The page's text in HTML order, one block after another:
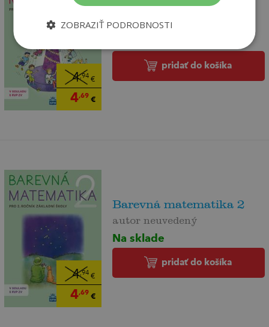
4,94€
4,69 €
Barevná matematika 1
Michaela Kaslová
pridať do košíka
4,94€
4,69 €
Barevná matematika 2
autor neuvedený
Na sklade
pridať do košíka
ZOBRAZIŤ PODROBNOSTI